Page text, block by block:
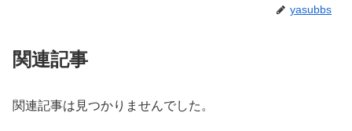
yasubbs
関連記事
関連記事は見つかりませんでした。